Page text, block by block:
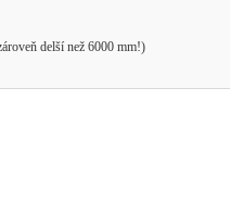
delší než 6000 mm!)